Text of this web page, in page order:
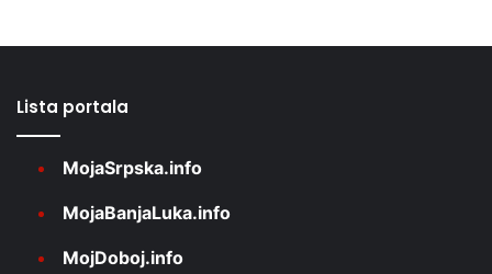
Lista portala
MojaSrpska.info
MojaBanjaLuka.info
MojDoboj.info